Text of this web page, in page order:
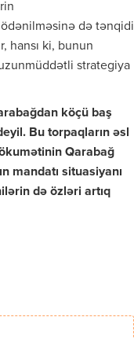
ödənilməsinə də tənqidi
hansı ki, bunun
strategiya
köçü baş
Bu torpaqların əsl
Qarabağ
mandatı situasiyanı
də özləri artıq